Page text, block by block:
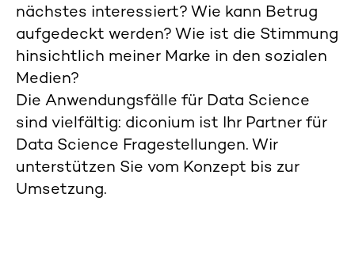
nächstes interessiert? Wie kann Betrug
aufgedeckt werden? Wie ist die Stimmung
hinsichtlich meiner Marke in den sozialen
Medien?
Die Anwendungsfälle für Data Science
sind vielfältig: diconium ist Ihr Partner für
Data Science Fragestellungen. Wir
unterstützen Sie vom Konzept bis zur
Umsetzung.